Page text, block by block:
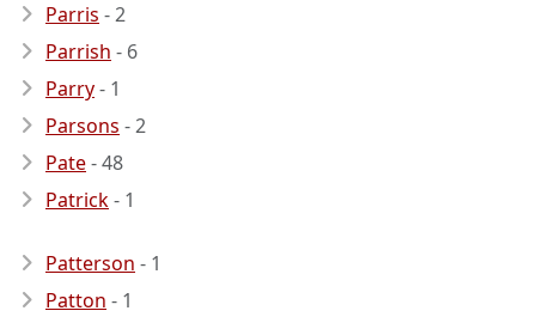
Parris - 2
Parrish - 6
Parry- 1
Parsons - 2
Pate- 48
Patrick- 1
Patterson - 1
Patton - 1